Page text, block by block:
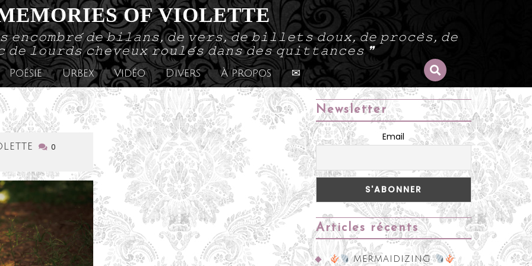
OF VIOLETTE
𝚎𝚗𝚌𝚘𝚖𝚋𝚛𝚎́ 𝚍𝚎 𝚋𝚒𝚕𝚊𝚗𝚜, 𝚍𝚎 𝚟𝚎𝚛𝚜, 𝚍𝚎 𝚋𝚒𝚕𝚕𝚎𝚝𝚜 𝚍𝚘𝚞𝚡, 𝚍𝚎 𝚙𝚛𝚘𝚌𝚎̀𝚜, 𝚍𝚎
𝚍𝚎 𝚕𝚘𝚞𝚛𝚍𝚜 𝚌𝚑𝚎𝚟𝚎𝚞𝚡 𝚛𝚘𝚞𝚕𝚎́𝚜 𝚍𝚊𝚗𝚜 𝚍𝚎𝚜 𝚚𝚞𝚒𝚝𝚝𝚊𝚗𝚌𝚎𝚜 ❞
Poésie Urbex Vidéo Divers À propos ✉
lecabinetdeviolette
0
Newsletter
Email
Articles récents
MERMAIDIZING